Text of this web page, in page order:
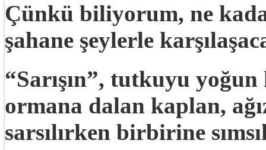
Çünkü biliyorum, ne
şahane şeylerle
“Sarışın”, tutkuyu
ormana dalan kaplan,
sarsılırken birbirine